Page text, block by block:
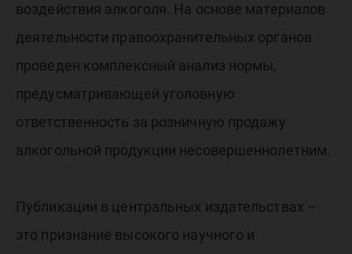
воздействия алкоголя. На основе материалов
деятельности правоохранительных органов
проведен комплексный анализ нормы,
предусматривающей уголовную
ответственность за розничную продажу
алкогольной продукции несовершеннолетним.
Публикации в центральных издательствах –
это признание высокого научного и